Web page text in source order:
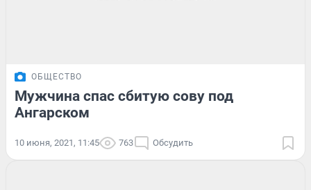
ОБЩЕСТВО
Мужчина спас сбитую сову под
Ангарском
10 июня, 2021, 11:45 763 Обсудить